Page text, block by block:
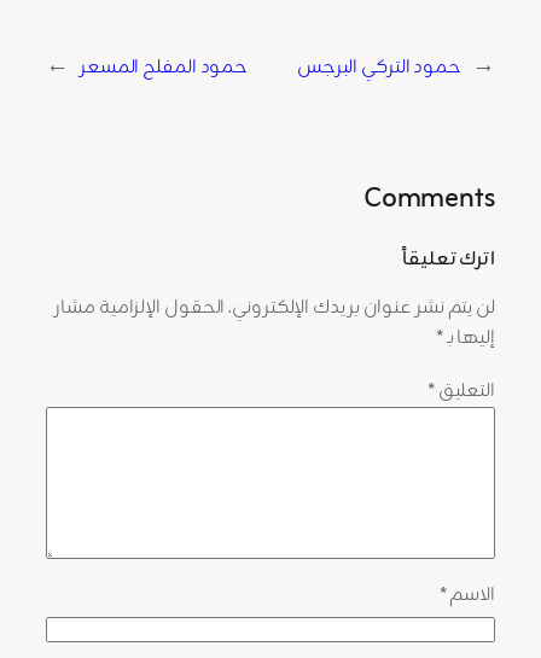
← حمود التركي البرجس حمود المفلح المسعر →
Comments
اترك تعليقاً
لن يتم نشر عنوان بريدك الإلكتروني.الحقول الإلزامية مشار
إليها بـ*
التعليق*
الاسم*